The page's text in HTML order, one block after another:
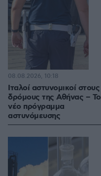
Ιταλοί αστυνομικοί στους
δρόμους της Αθήνας – Το
νέο πρόγραμμα
αστυνόμευσης
08.08.2026, 10:18